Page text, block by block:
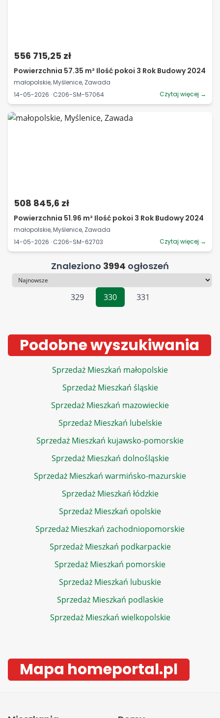
556 715,25 zł
Powierzchnia 57.35 m² Ilość pokoi 3 Rok Budowy 2024
małopolskie, Myślenice, Zawada
14-05-2026 · C206-SM-57064
Czytaj więcej →
508 845,6 zł
Powierzchnia 51.96 m² Ilość pokoi 3 Rok Budowy 2024
małopolskie, Myślenice, Zawada
14-05-2026 · C206-SM-62703
Czytaj więcej →
Znaleziono 3994 ogłoszeń
Sortowanie
329
330 331
Podobne wyszukiwania
Sprzedaż Mieszkań małopolskie
Sprzedaż Mieszkań śląskie
Sprzedaż Mieszkań mazowieckie
Sprzedaż Mieszkań lubelskie
Sprzedaż Mieszkań kujawsko-pomorskie
Sprzedaż Mieszkań dolnośląskie
Sprzedaż Mieszkań warmińsko-mazurskie
Sprzedaż Mieszkań łódzkie
Sprzedaż Mieszkań opolskie
Sprzedaż Mieszkań zachodniopomorskie
Sprzedaż Mieszkań podkarpackie
Sprzedaż Mieszkań pomorskie
Sprzedaż Mieszkań lubuskie
Sprzedaż Mieszkań podlaskie
Sprzedaż Mieszkań wielkopolskie
Mapa homeportal.pl